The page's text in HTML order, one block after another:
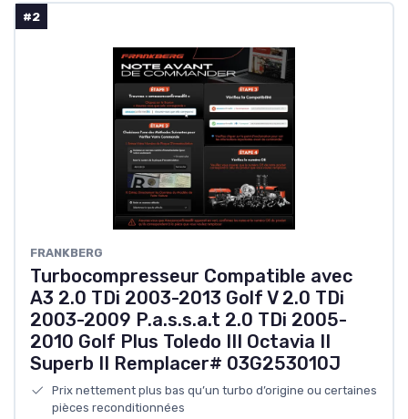
#2
‎FRANKBERG
Turbocompresseur Compatible avec
A3 2.0 TDi 2003-2013 Golf V 2.0 TDi
2003-2009 P.a.s.s.a.t 2.0 TDi 2005-
2010 Golf Plus Toledo III Octavia II
Superb II Remplacer# 03G253010J
Prix nettement plus bas qu’un turbo d’origine ou certaines
pièces reconditionnées